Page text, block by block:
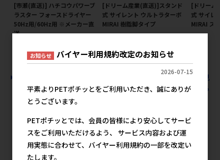
[市瀬(直送)] ハチコウパワーブ
ラスター フォースドライヤー
50Hz用/60Hz用 ※メーカー直
送
59,800円
[ドリーム産業(直送)]スタンド
式 サイレント ウルトラターボ
MIRAI 樹脂脚タイプ
[ドリーム
式 サイレ
MIRAI ス
すべての犬猫用品 お手入れ用品 業務用美容器具の人気商品を見
る
市瀬(直送)の人気商品
お知らせ バイヤー利用規約改定のお知らせ
2026-07-15
平素よりPETポチッとをご利用いただき、誠にありが
とうございます。
PETポチッとでは、会員の皆様により安心してサービ
スをご利用いただけるよう、 サービス内容および運
用実態に合わせて、バイヤー利用規約の一部を改定い
たします。